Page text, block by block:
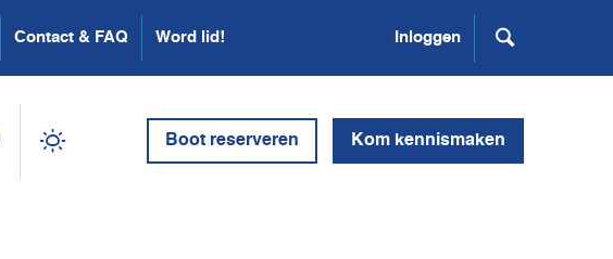
Contact & FAQ Word lid! Inloggen
Boot reserveren Kom kennismaken